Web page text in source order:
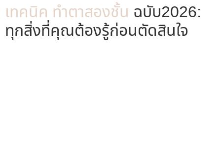
เทคนิค ทำตาสองชั้น ฉบับ2026:
ทุกสิ่งที่คุณต้องรู้ก่อนตัดสินใจ